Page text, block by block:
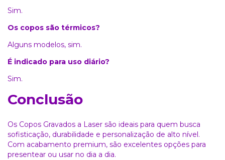
Sim.
Os copos são térmicos?
Alguns modelos, sim.
É indicado para uso diário?
Sim.
Conclusão
Os Copos Gravados a Laser são ideais para quem busca
sofisticação, durabilidade e personalização de alto nível.
Com acabamento premium, são excelentes opções para
presentear ou usar no dia a dia.